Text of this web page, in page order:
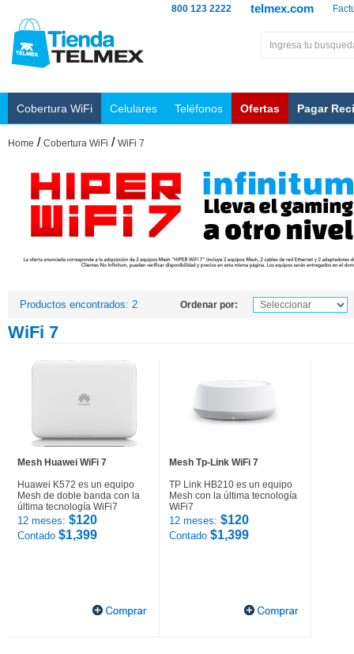
telmex.com
800 123 2222
Cobertura WiFi Celulares Teléfonos Ofertas Pagar
Home / Cobertura WiFi / WiFi 7
Productos encontrados: 2 Ordenar por:
WiFi 7
Mesh Huawei WiFi 7
Huawei K572 es un equipo
Mesh de doble banda con la
última tecnología WiFi7
12 meses: $120
Contado $1,399
Mesh Tp-Link WiFi 7
TP Link HB210 es un equipo
Mesh con la última tecnología
WiFi7
12 meses: $120
Contado $1,399